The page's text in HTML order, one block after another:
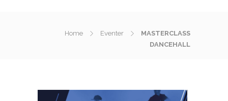
Home Eventer
MASTERCLASS
DANCEHALL